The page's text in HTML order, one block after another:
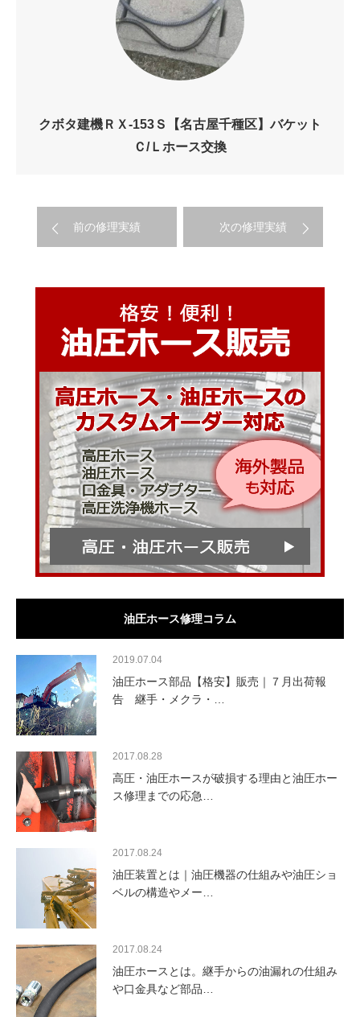
クボタ建機ＲＸ-153Ｓ【名古屋千種区】バケット
Ｃ/Ｌホース交換
前の修理実績 次の修理実績
油圧ホース修理コラム
2019.07.04
油圧ホース部品【格安】販売｜７月出荷報
告 継手・メクラ・…
2017.08.28
高圧・油圧ホースが破損する理由と油圧ホー
ス修理までの応急…
2017.08.24
油圧装置とは｜油圧機器の仕組みや油圧ショ
ベルの構造やメー…
2017.08.24
油圧ホースとは。継手からの油漏れの仕組み
や口金具など部品…